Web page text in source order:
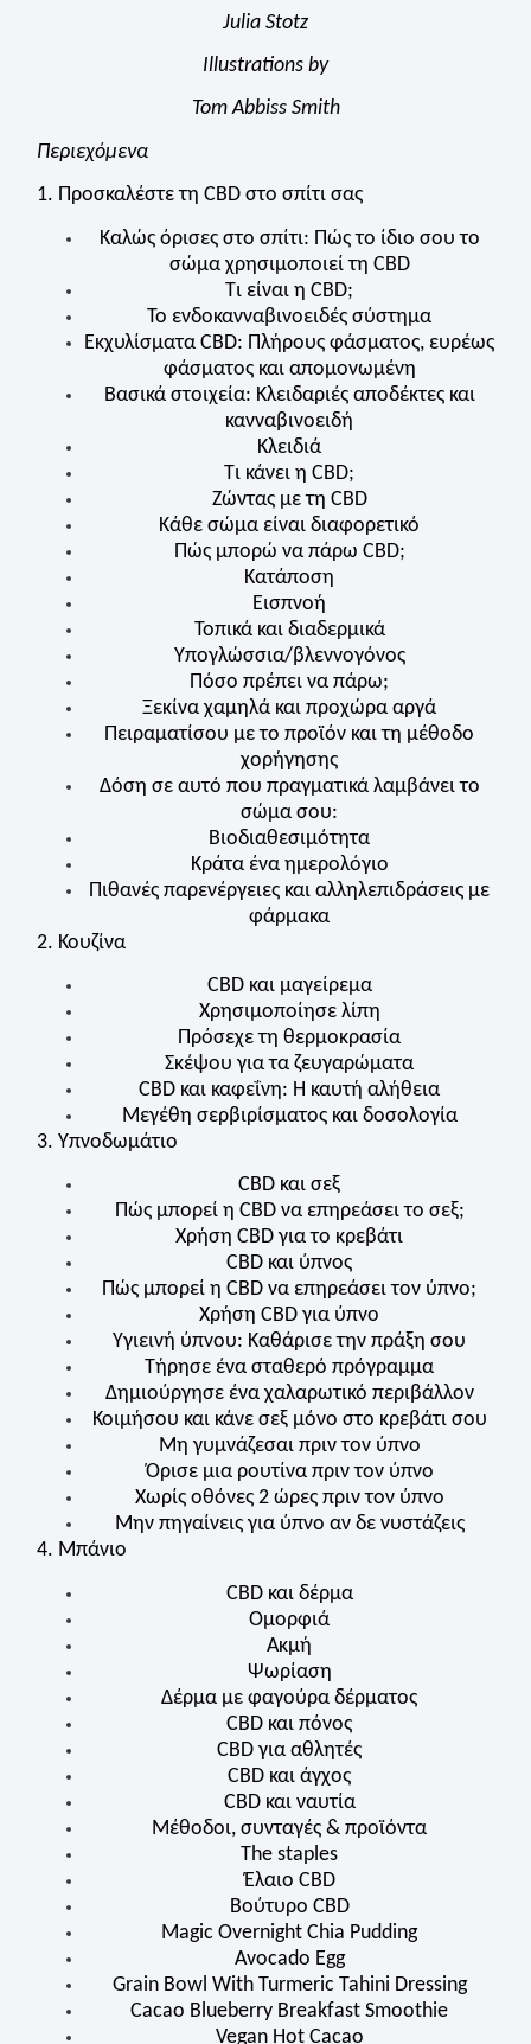
Julia Stotz
Illustrations by
Tom Abbiss Smith
Περιεχόμενα
1. Προσκαλέστε τη CBD στο σπίτι σας
Καλώς όρισες στο σπίτι: Πώς το ίδιο σου το
σώμα χρησιμοποιεί τη CBD
Τι είναι η CBD;
Το ενδοκανναβινοειδές σύστημα
Εκχυλίσματα CBD: Πλήρους φάσματος, ευρέως
φάσματος και απομονωμένη
Βασικά στοιχεία: Κλειδαριές αποδέκτες και
κανναβινοειδή
Κλειδιά
Τι κάνει η CBD;
Ζώντας με τη CBD
Κάθε σώμα είναι διαφορετικό
Πώς μπορώ να πάρω CBD;
Κατάποση
Εισπνοή
Τοπικά και διαδερμικά
Υπογλώσσια/βλεννογόνος
Πόσο πρέπει να πάρω;
Ξεκίνα χαμηλά και προχώρα αργά
Πειραματίσου με το προϊόν και τη μέθοδο
χορήγησης
Δόση σε αυτό που πραγματικά λαμβάνει το
σώμα σου:
Βιοδιαθεσιμότητα
Κράτα ένα ημερολόγιο
Πιθανές παρενέργειες και αλληλεπιδράσεις με
φάρμακα
2. Κουζίνα
CBDκαι μαγείρεμα
Χρησιμοποίησε λίπη
Πρόσεχε τη θερμοκρασία
Σκέψου για τα ζευγαρώματα
CBD και καφεΐνη: Η καυτή αλήθεια
Μεγέθη σερβιρίσματος και δοσολογία
3. Υπνοδωμάτιο
CBD και σεξ
Πώς μπορεί η CBD να επηρεάσει το σεξ;
Χρήση CBD για το κρεβάτι
CBD και ύπνος
Πώς μπορεί η CBD να επηρεάσει τον ύπνο;
Χρήση CBD για ύπνο
Υγιεινή ύπνου: Καθάρισε την πράξη σου
Τήρησε ένα σταθερό πρόγραμμα
Δημιούργησε ένα χαλαρωτικό περιβάλλον
Κοιμήσου και κάνε σεξ μόνο στο κρεβάτι σου
Μη γυμνάζεσαι πριν τον ύπνο
Όρισε μια ρουτίνα πριν τον ύπνο
Χωρίς οθόνες 2 ώρες πριν τον ύπνο
Μην πηγαίνεις για ύπνο αν δε νυστάζεις
4. Μπάνιο
CBDκαι δέρμα
Ομορφιά
Ακμή
Ψωρίαση
Δέρμα με φαγούρα δέρματος
CBD και πόνος
CBD για αθλητές
CBD και άγχος
CBDκαι ναυτία
Μέθοδοι, συνταγές & προϊόντα
The staples
Έλαιο CBD
Βούτυρο CBD
Magic Overnight Chia Pudding
Avocado Egg
Grain Bowl With Turmeric Tahini Dressing
Cacao Blueberry Breakfast Smoothie
Vegan Hot Cacao